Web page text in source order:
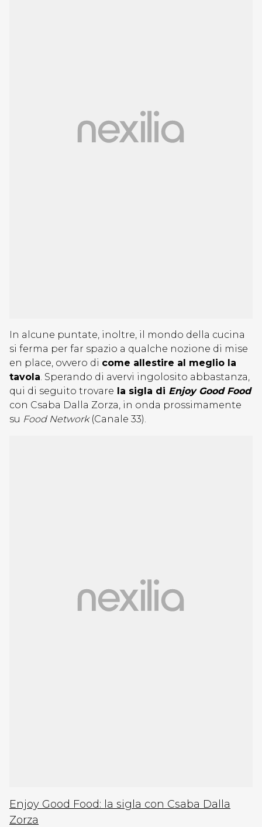
In alcune puntate, inoltre, il mondo della cucina
si ferma per far spazio a qualche nozione di mise
en place, ovvero di come allestire al meglio la
tavola . Sperando di avervi ingolosito abbastanza,
qui di seguito trovare la sigla di Enjoy Good Food
con Csaba Dalla Zorza, in onda prossimamente
su Food Network(Canale 33).
Enjoy Good Food: la sigla con Csaba Dalla
Zorza